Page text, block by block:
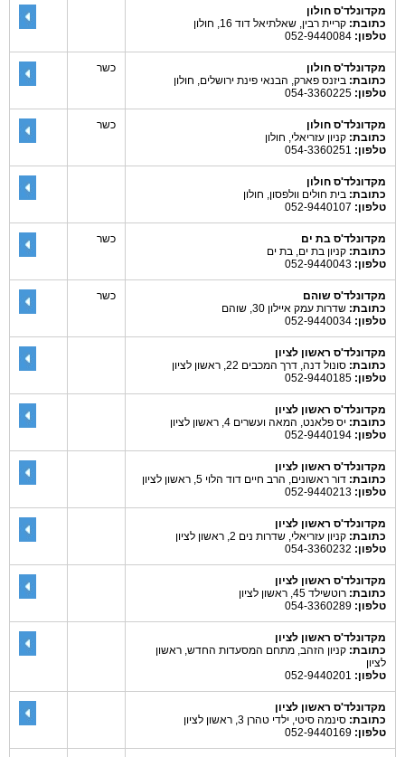
מקדונלד'ס חולון
כתובת: קריית רבין, שאלתיאל דוד 16, חולון
טלפון:
מקדונלד'ס חולון
כתובת: ביזנס פארק, הבנאי פינת ירושלים, חולון
טלפון:
כשר
מקדונלד'ס חולון
כתובת: קניון עזריאלי, חולון
טלפון:
כשר
מקדונלד'ס חולון
כתובת: בית חולים וולפסון, חולון
טלפון:
מקדונלד'ס בת ים
כתובת: קניון בת ים, בת ים
טלפון:
כשר
מקדונלד'ס שוהם
כתובת: שדרות עמק איילון 30, שוהם
טלפון:
כשר
מקדונלד'ס ראשון לציון
כתובת: סונול דנה, דרך המכבים 22, ראשון לציון
טלפון:
מקדונלד'ס ראשון לציון
כתובת: יס פלאנט, המאה ועשרים 4, ראשון לציון
טלפון:
מקדונלד'ס ראשון לציון
כתובת: דור ראשונים, הרב חיים דוד הלוי 5, ראשון לציון
טלפון:
מקדונלד'ס ראשון לציון
כתובת: קניון עזריאלי, שדרות נים 2, ראשון לציון
טלפון:
מקדונלד'ס ראשון לציון
כתובת: רוטשילד 45, ראשון לציון
טלפון:
מקדונלד'ס ראשון לציון
כתובת: קניון הזהב, מתחם המסעדות החדש, ראשון
לציון
טלפון:
מקדונלד'ס ראשון לציון
כתובת: סינמה סיטי, ילדי טהרן 3, ראשון לציון
טלפון: